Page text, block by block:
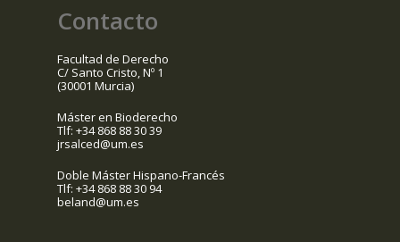
Contacto
Facultad de Derecho
C/ Santo Cristo, Nº 1
(30001 Murcia)
Máster en Bioderecho
Tlf: +34 868 88 30 39
jrsalced@um.es
Doble Máster Hispano-Francés
Tlf: +34 868 88 30 94
beland@um.es